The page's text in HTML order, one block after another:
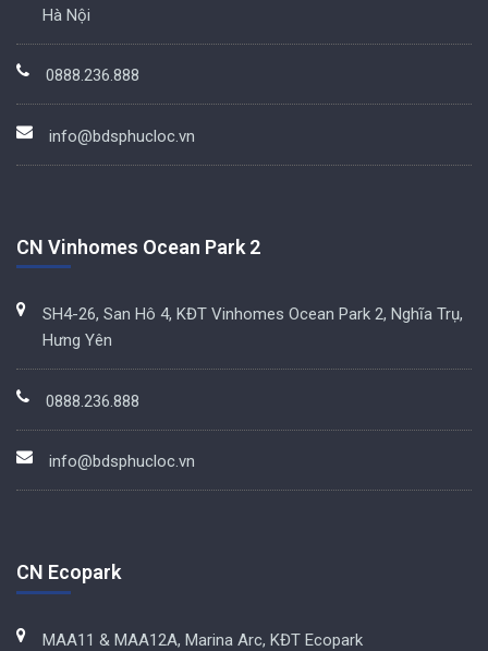
Hà Nội
0888.236.888
info@bdsphucloc.vn
CN Vinhomes Ocean Park 2
SH4-26, San Hô 4, KĐT Vinhomes Ocean Park 2, Nghĩa Trụ,
Hưng Yên
0888.236.888
info@bdsphucloc.vn
CN Ecopark
MAA11 & MAA12A, Marina Arc, KĐT Ecopark